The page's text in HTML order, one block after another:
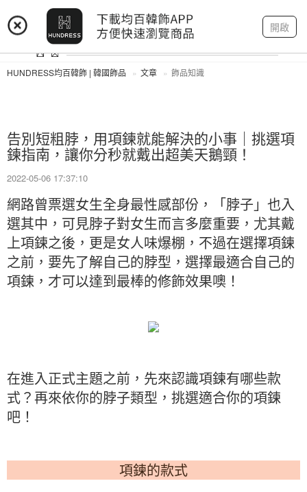
開啟
登入 註冊 我的帳戶
HUNDRESS均百韓飾 | 韓國飾品 文章 飾品知識
告別短粗脖，用項鍊就能解決的小事｜挑選項
鍊指南，讓你分秒就戴出超美天鵝頸！
2022-05-06 17:37:10
網路曾票選女生全身最性感部份，「脖子」也入
選其中，可見脖子對女生而言多麼重要，尤其戴
上項鍊之後，更是女人味爆棚，不過在選擇項鍊
之前，要先了解自己的脖型，選擇最適合自己的
項鍊，才可以達到最棒的修飾效果噢！
在進入正式主題之前，先來認識項鍊有哪些款
式？再來依你的脖子類型，挑選適合你的項鍊
吧！
項鍊的款式